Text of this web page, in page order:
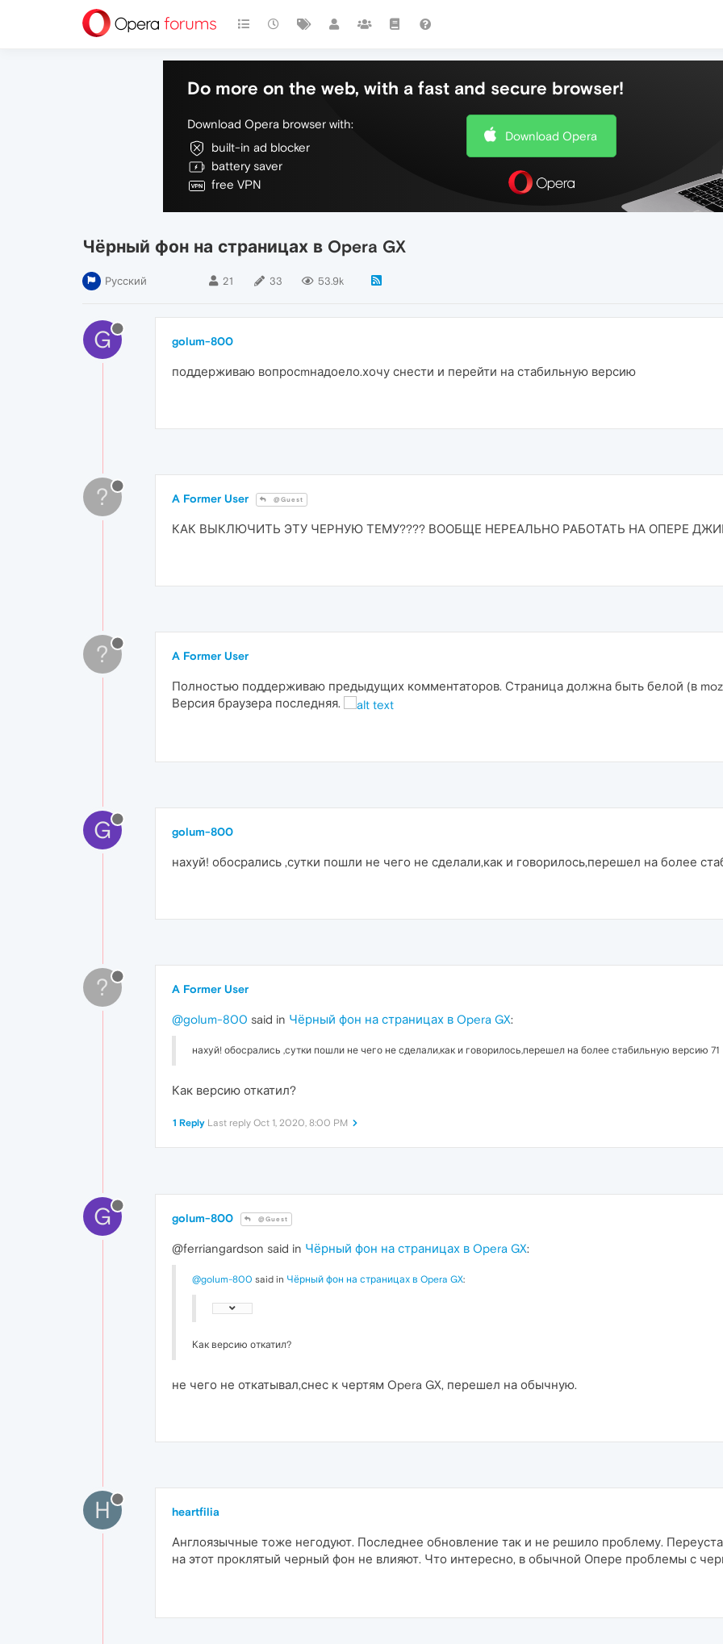
Do more on the web, with a fast and secure browser!
Download Opera browser with:
built-in ad blocker
battery saver
free VPN
Download Opera
Чёрный фон на страницах в Opera GX
Русский 21 33 53.9k
G golum-800
поддерживаю вопросmнадоело.хочу снести и перейти на стабильную версию
? A Former User @Guest
КАК ВЫКЛЮЧИТЬ ЭТУ ЧЕРНУЮ ТЕМУ???? ВООБЩЕ НЕРЕАЛЬНО РАБОТАТЬ НА ОПЕРЕ
? A Former User
Полностью поддерживаю предыдущих комментаторов. Страница должна быть белой (в
Версия браузера последняя.
G golum-800
нахуй! обосрались ,сутки пошли не чего не сделали,как и говорилось,перешел на более
? A Former User
@golum-800 said in Чёрный фон на страницах в Opera GX:
нахуй! обосрались ,сутки пошли не чего не сделали,как и говорилось,перешел на более стабильную версию 71
Как версию откатил?
1 Reply Last reply Oct 1, 2020, 8:00 PM
G golum-800 @Guest
@ferriangardson said in Чёрный фон на страницах в Opera GX:
@golum-800 said in Чёрный фон на страницах в Opera GX:
Как версию откатил?
не чего не откатывал,снес к чертям Opera GX, перешел на обычную.
H heartfilia
Англоязычные тоже негодуют. Последнее обновление так и не решило проблему.
на этот проклятый черный фон не влияют. Что интересно, в обычной Опере проблемы с